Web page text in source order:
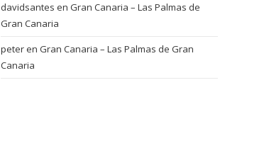
davidsantes en Gran Canaria – Las Palmas de
Gran Canaria
peteren Gran Canaria – Las Palmas de Gran
Canaria